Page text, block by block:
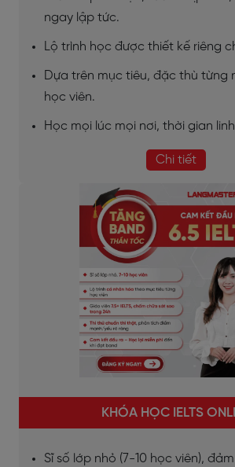
ngay lập tức.
Lộ trình học được thiết kế riêng
Dựa trên mục tiêu, đặc thù từng
học viên.
Học mọi lúc mọi nơi, thời gian
Chi tiết
KHÓA HỌC IELTS
Sĩ số lớp nhỏ (7-10 học viên),